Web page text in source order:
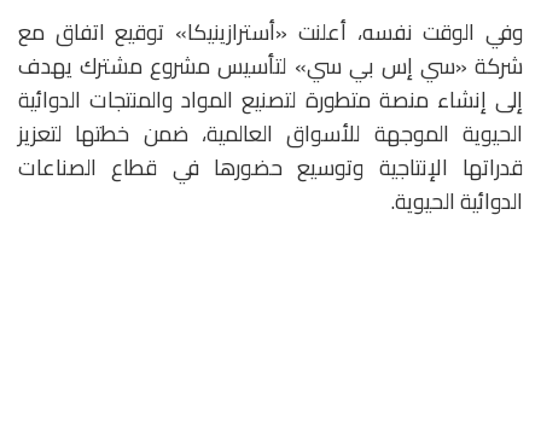
وفي الوقت نفسه، أعلنت «أسترازينيكا» توقيع اتفاق مع
شركة «سي إس بي سي» لتأسيس مشروع مشترك يهدف
إلى إنشاء منصة متطورة لتصنيع المواد والمنتجات الدوائية
الحيوية الموجهة للأسواق العالمية، ضمن خطتها لتعزيز
قدراتها الإنتاجية وتوسيع حضورها في قطاع الصناعات
الدوائية الحيوية.